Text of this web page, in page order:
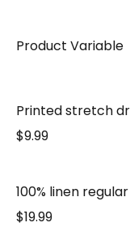
Product Variable
Printed stretch
$9.99
100% linen
$19.99